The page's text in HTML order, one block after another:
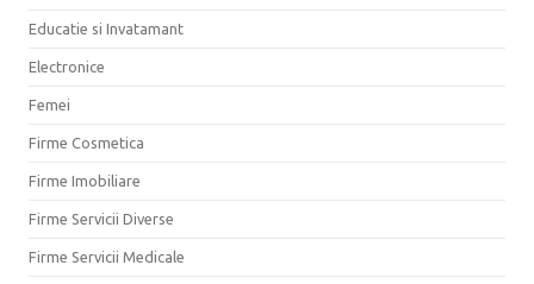
Educatie si Invatamant
Electronice
Femei
Firme Cosmetica
Firme Imobiliare
Firme Servicii Diverse
Firme Servicii Medicale